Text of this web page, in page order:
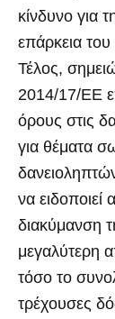
κίνδυνο για
επάρκεια
Τέλος,
2014/17/ΕΕ
όρους στις
για θέματα
να
διακύμανση
μεγαλύτερη
τόσο το
τρέχουσες